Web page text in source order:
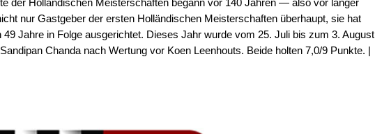
nur Gastgeber der ersten Holländischen Meisterschaften überhaupt, sie hat
49 Jahre in Folge ausgerichtet. Dieses Jahr wurde vom 25. Juli bis zum 3. August
Chanda nach Wertung vor Koen Leenhouts. Beide holten 7,0/9 Punkte. |